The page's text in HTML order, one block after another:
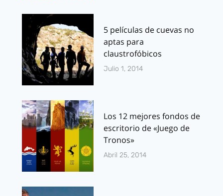
5 películas de cuevas no
aptas para
claustrofóbicos
Julio 1, 2014
Los 12 mejores fondos de
escritorio de «Juego de
Tronos»
Abril 25, 2014